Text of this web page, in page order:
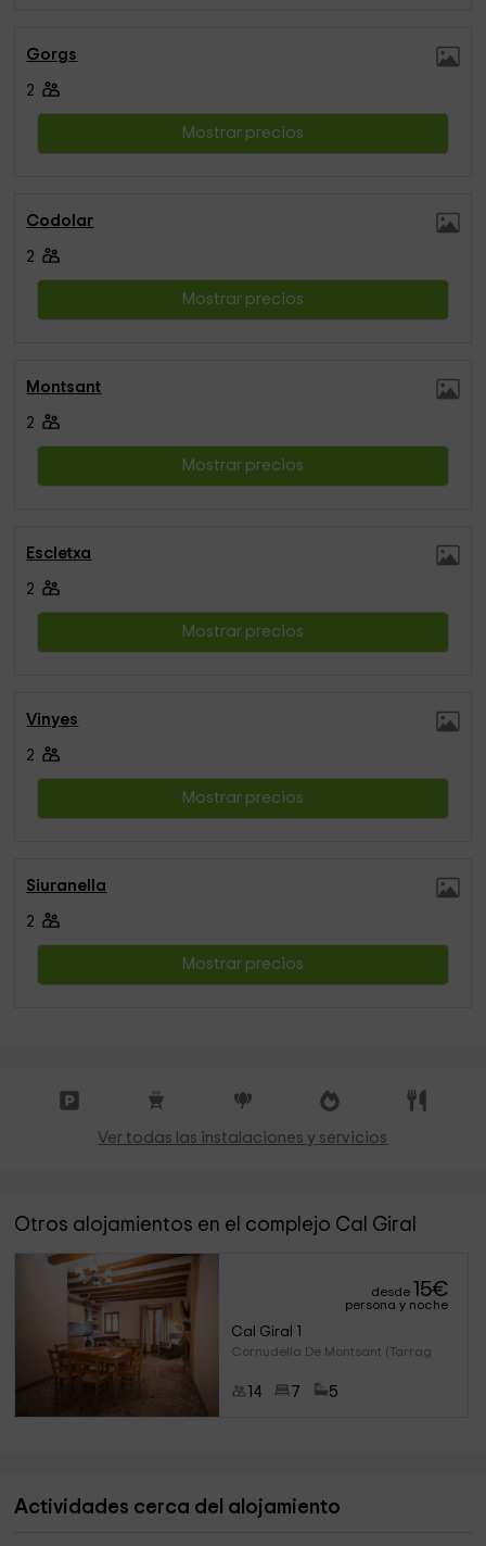
Gorgs
2
Mostrar precios
Codolar
2
Mostrar precios
Montsant
2
Mostrar precios
Escletxa
2
Mostrar precios
Vinyes
2
Mostrar precios
Siuranella
2
Mostrar precios
Ver todas las instalaciones y servicios
Otros alojamientos en el complejo Cal Giral
desde 15€
persona y noche
Cal Giral 1
Cornudella De Montsant (Tarrag
14 7 5
Actividades cerca del alojamiento